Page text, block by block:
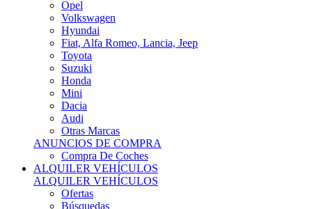
Hyundai
Fiat, Alfa Romeo, Lancia, Jeep
Toyota
Suzuki
Honda
Mini
Dacia
Audi
Otras Marcas
ANUNCIOS DE COMPRA
Compra De Coches
ALQUILER VEHÍCULOS
ALQUILER VEHÍCULOS
Ofertas
Búsquedas
PERSONAL